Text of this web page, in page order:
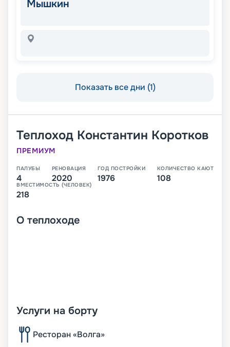
Мышкин
Показать все дни (1)
Теплоход Константин Коротков
ПРЕМИУМ
ПАЛУБЫ
4
РЕНОВАЦИЯ
2020
ГОД ПОСТРОЙКИ
1976
КОЛИЧЕСТВО КАЮТ
108
ВМЕСТИМОСТЬ (ЧЕЛОВЕК)
218
О теплоходе
Услуги на борту
Ресторан «Волга»